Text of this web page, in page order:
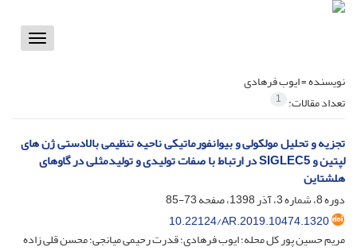
Toggle
نویسنده =ایوب فرهادی
تعداد مقالات: 1
تجزیه و تحلیل مولکولی و بیوانفورماتیکی ناحیه تنظیمی بالادستی ژن های
لپتین و SIGLEC5 در ارتباط با صفات تولیدی و تولیدمثلی در گاوهای
هلشتاین
دوره 8، شماره 3، آذر 1398، صفحه
73-85
10.22124/AR.2019.10474.1320
مریم حسین پور کل محله؛ ایوب فرهادی؛ قدرت رحیمی میانجی؛ محسن قلی زاده